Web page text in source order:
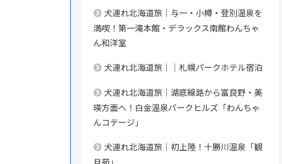
犬連れ北海道旅｜与一・小樽・登別温泉を
満喫！第一滝本館・デラックス南館わんちゃ
ん和洋室
犬連れ北海道旅｜｜札幌パークホテル宿泊
犬連れ北海道旅｜湖底線路から富良野・美
瑛方面へ！白金温泉パークヒルズ「わんちゃ
んコテージ」
犬連れ北海道旅｜初上陸！十勝川温泉「観